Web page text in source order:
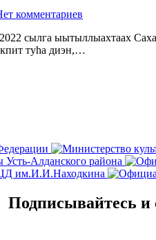
комментариев
туһа диэн,…
Подписывайтесь и